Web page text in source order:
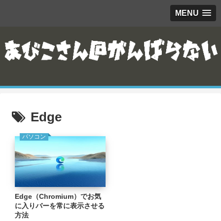
MENU
Edge
パソコン
Edge（Chromium）でお気
に入りバーを常に表示させる
方法